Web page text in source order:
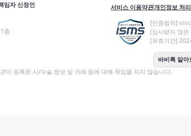
임자 신정인
층
서비스 이용약관개인정보 처
[인증범위] 바
(심사받지 않은
[유효기간]
바비톡 알아
이 등록한 시/수술 정보 및 거래 등에 대해 책임을 지지 않습니다.